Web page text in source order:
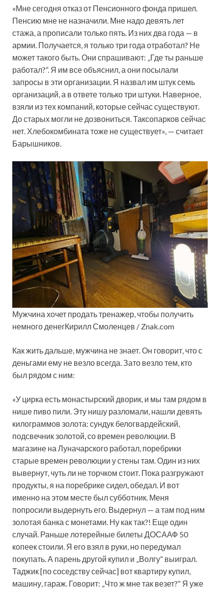
«Мне сегодня отказ от Пенсионного фонда пришел.
Пенсию мне не назначили. Мне надо девять лет
стажа, а прописали только пять. Из них два года — в
армии. Получается, я только три года отработал? Не
может такого быть. Они спрашивают: „Где ты раньше
работал?“. Я им все объяснил, а они посылали
запросы в эти организации. Я назвал им штук семь
организаций, а в ответе только три штуки. Наверное,
взяли из тех компаний, которые сейчас существуют.
До старых могли не дозвониться. Таксопарков сейчас
нет. Хлебокомбината тоже не существует», — считает
Барышников.
Мужчина хочет продать тренажер, чтобы получить
немного денегКирилл Смоленцев / Znak.com
Как жить дальше, мужчина не знает. Он говорит, что с
деньгами ему не везло всегда. Зато везло тем, кто
был рядом с ним:
«У цирка есть монастырский дворик, и мы там рядом в
нише пиво пили. Эту нишу разломали, нашли девять
килограммов золота: сундук белогвардейский,
подсвечник золотой, со времен революции. В
магазине на Луначарского работал, поребрики
старые времен революции у стены там. Один из них
вывернут, чуть ли не торчком стоит. Пока разгружают
продукты, я на поребрике сидел, обедал. И вот
именно на этом месте был субботник. Меня
попросили выдернуть его. Выдернул — а там под ним
золотая банка с монетами. Ну как так?! Еще один
случай. Раньше лотерейные билеты ДОСААФ 50
копеек стоили. Я его взял в руки, но передумал
покупать. А парень другой купил и „Волгу“ выиграл.
Таджик [по соседству сейчас] вот квартиру купил,
машину, гараж. Говорит: „Что ж мне так везет?“ Я уже